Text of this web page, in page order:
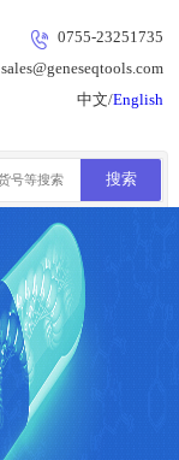
0755-23251735
sales@geneseqtools.com
中文/English